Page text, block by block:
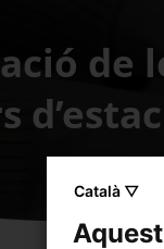
de
Català ▽